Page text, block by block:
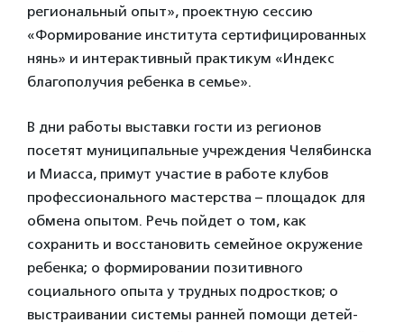
региональный опыт», проектную сессию
«Формирование института сертифицированных
нянь» и интерактивный практикум «Индекс
благополучия ребенка в семье».
В дни работы выставки гости из регионов
посетят муниципальные учреждения Челябинска
и Миасса, примут участие в работе клубов
профессионального мастерства – площадок для
обмена опытом. Речь пойдет о том, как
сохранить и восстановить семейное окружение
ребенка; о формировании позитивного
социального опыта у трудных подростков; о
выстраивании системы ранней помощи детей-